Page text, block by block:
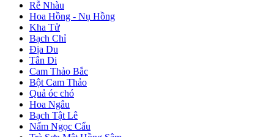
Rễ Nhàu
Hoa Hồng - Nụ Hồng
Kha Tử
Bạch Chỉ
Địa Du
Tân Di
Cam Thảo Bắc
Bột Cam Thảo
Quả óc chó
Hoa Ngâu
Bạch Tật Lê
Nấm Ngọc Cẩu